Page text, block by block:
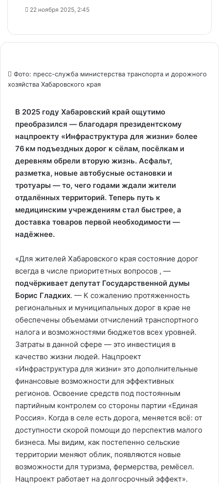
22 ноября 2025, 2:45
Фото: пресс-служба министерства транспорта и дорожного
хозяйства Хабаровского края
В 2025 году Хабаровский край ощутимо
преобразился — благодаря президентскому
нацпроекту «Инфраструктура для жизни» более
76 км подъездных дорог к сёлам, посёлкам и
деревням обрели вторую жизнь. Асфальт,
разметка, новые автобусные остановки и
тротуары — то, чего годами ждали жители
отдалённых территорий. Теперь путь к
медицинским учреждениям стал быстрее, а
доставка товаров первой необходимости —
надёжнее.
«Для жителей Хабаровского края состояние дорог
всегда в числе приоритетных вопросов , —
подчёркивает депутат Государственной думы
Борис Гладких. — К сожалению протяженность
региональных и муниципальных дорог в крае не
обеспечены объемами отчислений транспортного
налога и возможностями бюджетов всех уровней.
Затраты в данной сфере — это инвестиция в
качество жизни людей. Нацпроект
«Инфраструктура для жизни» это дополнительные
финансовые возможности для эффективных
регионов. Освоение средств под постоянным
партийным контролем со стороны партии «Единая
Россия». Когда в селе есть дорога, меняется всё: от
доступности скорой помощи до перспектив малого
бизнеса. Мы видим, как постепенно сельские
территории меняют облик, появляются новые
возможности для туризма, фермерства, ремёсел.
Нацпроект работает на долгосрочный эффект».